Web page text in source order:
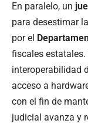
En paralelo, un
para desestimar
por el
fiscales
interoperabilidad
acceso a
con el fin de
judicial avanza y